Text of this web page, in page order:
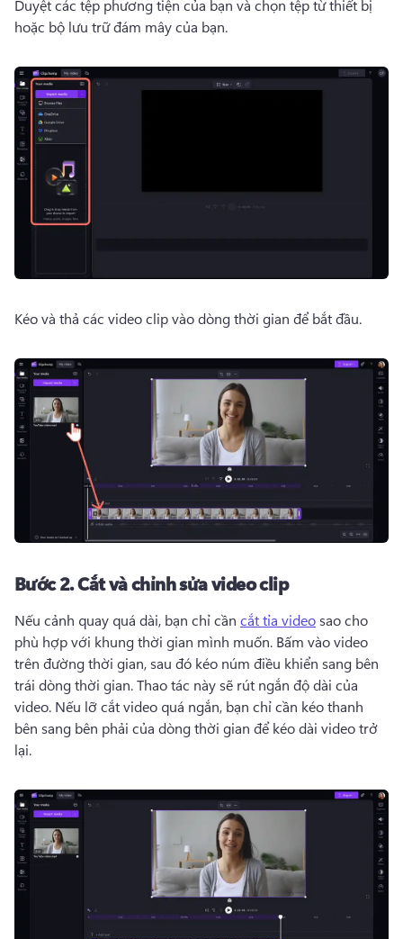
Duyệt các tệp phương tiện của bạn và chọn tệp từ thiết bị
hoặc bộ lưu trữ đám mây của bạn.
Kéo và thả các video clip vào dòng thời gian để bắt đầu.
Bước 2.Cắt và chỉnh sửa video clip
Nếu cảnh quay quá dài, bạn chỉ cần cắt tỉa video sao cho
phù hợp với khung thời gian mình muốn. Bấm vào video
trên đường thời gian, sau đó kéo núm điều khiển sang bên
trái dòng thời gian. Thao tác này sẽ rút ngắn độ dài của
video. Nếu lỡ cắt video quá ngắn, bạn chỉ cần kéo thanh
bên sang bên phải của dòng thời gian để kéo dài video trở
lại.